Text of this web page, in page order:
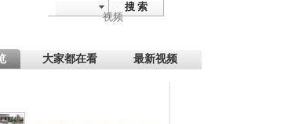
搜 索
视频
大家都在看 最新视频